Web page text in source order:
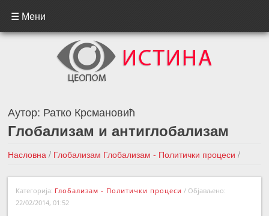
☰ Мени
Аутор: Ратко Крсмановић
Глобализам и антиглобализам
Насловна / Глобализам Глобализам - Политички процеси /
Глобализам и антиглобализам
←Претходна вест
Следећа вест →
Категорија: Глобализам - Политички процеси / Објављено:
22/02/2014, 01:52